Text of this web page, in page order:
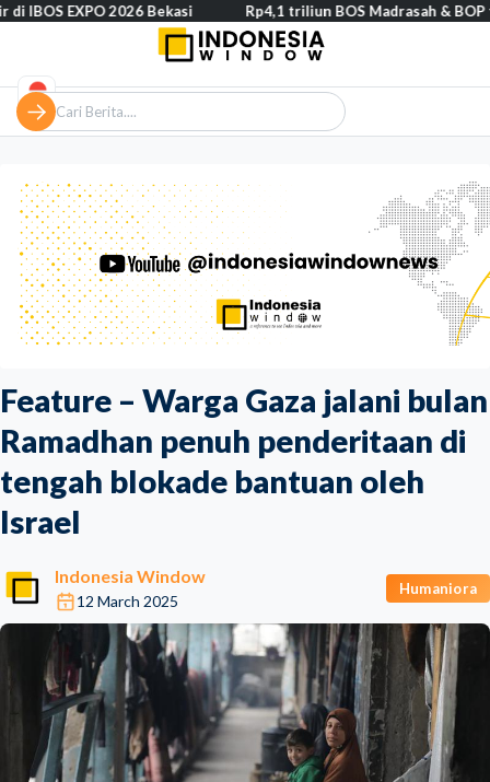
Feature – Warga Gaza jalani bulan
Ramadhan penuh penderitaan di
tengah blokade bantuan oleh
Israel
Indonesia Window
12 March 2025
Humaniora
2026 Bekasi Rp4,1 triliun BOS Madrasah & BOP tahap II